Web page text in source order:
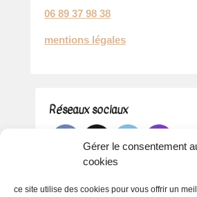
Gérer le consentement
cookies
ce site utilise des cookies pour vous offrir un
06 89 37 98 38
mentions légales
Réseaux sociaux